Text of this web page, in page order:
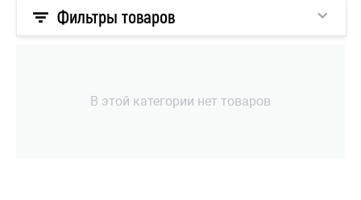
Фильтры товаров
В этой категории нет товаров